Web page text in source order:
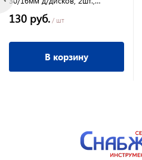
130 руб. / шт
В корзину